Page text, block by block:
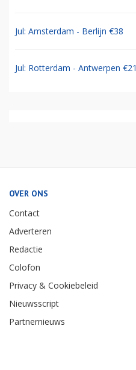
Jul: Amsterdam - Berlijn €38
Jul: Rotterdam - Antwerpen €21
OVER ONS
Contact
Adverteren
Redactie
Colofon
Privacy & Cookiebeleid
Nieuwsscript
Partnernieuws